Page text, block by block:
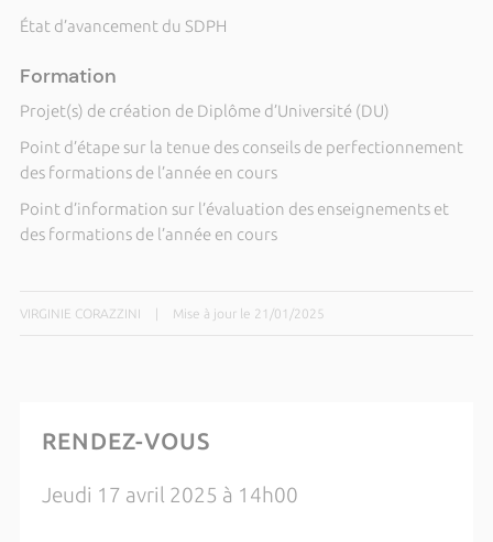
État d’avancement du SDPH
Formation
Projet(s) de création de Diplôme d’Université (DU)
Point d’étape sur la tenue des conseils de perfectionnement
des formations de l’année en cours
Point d’information sur l’évaluation des enseignements et
des formations de l’année en cours
VIRGINIE CORAZZINI Mise à jour le 21/01/2025
RENDEZ-VOUS
Jeudi 17 avril 2025 à 14h00